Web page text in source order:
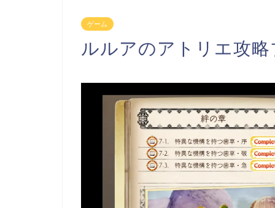
ゲーム
ルルアのアトリエ攻